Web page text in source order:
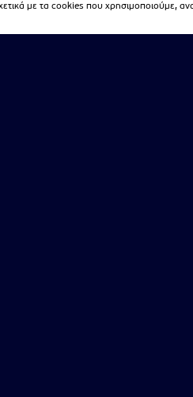
με τα cookies που χρησιμοποιούμε,